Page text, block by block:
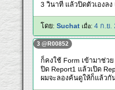
3 วินาที แล้วปิดตัวเองล
โดย: Suchat เมื่อ: 4 ก.ย.
3 @R00852
ก็คงใช้ Form เข้ามาช่ว
ปิด Report1 แล้วเปิด
ผมจะลองค้นดูให้ก็แล้วกั